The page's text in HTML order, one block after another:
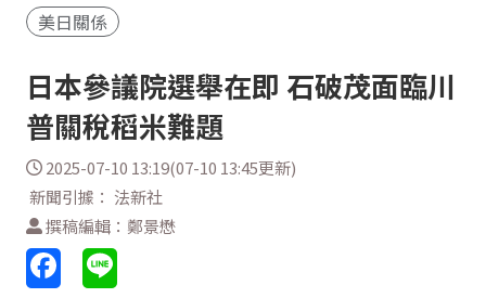
美日關係
日本參議院選舉在即 石破茂面臨川
普關稅稻米難題
2025-07-10 13:19(07-10 13:45更新)
新聞引據： 法新社
撰稿編輯：鄭景懋